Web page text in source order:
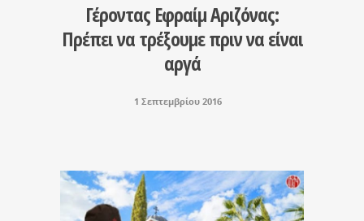
Γέροντας Εφραίμ Αριζόνας:
Πρέπει να τρέξουμε πριν να είναι
αργά
1 Σεπτεμβρίου 2016